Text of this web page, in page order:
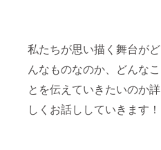
私たちが思い描く舞台がど
んなものなのか、どんなこ
とを伝えていきたいのか詳
しくお話ししていきます！